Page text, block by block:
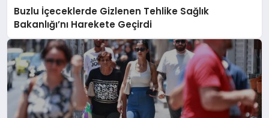
Buzlu İçeceklerde Gizlenen Tehlike Sağlık
Bakanlığı’nı Harekete Geçirdi